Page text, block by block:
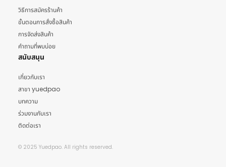
วิธีการสมัครร้านค้า
ขั้นตอนการสั่งซื้อสินค้า
การจัดส่งสินค้า
คำถามที่พบบ่อย
สนับสนุน
เกี่ยวกับเรา
สาขา yuedpao
บทความ
ร่วมงานกับเรา
ติดต่อเรา
© 2025 Yuedpao. All rights reserved.